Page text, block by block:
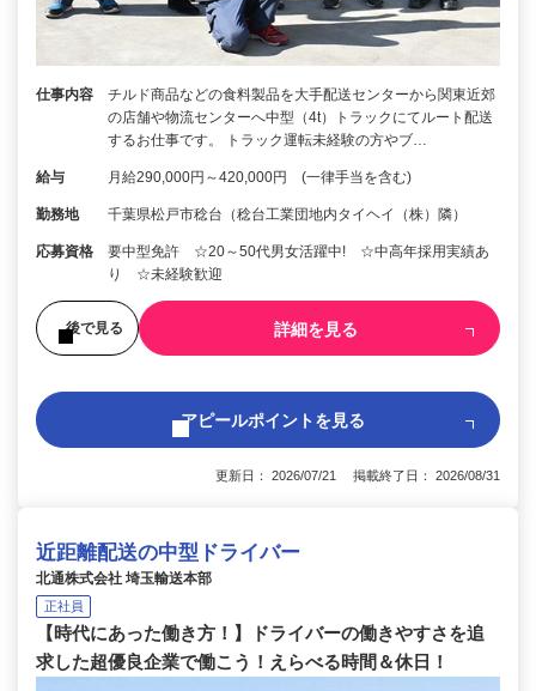
仕事内容
チルド商品などの食料製品を大手配送センターから関東近郊
の店舗や物流センターへ中型（4t）トラックにてルート配送
するお仕事です。 トラック運転未経験の方やブ…
給与 月給290,000円～420,000円 (一律手当を含む)
勤務地 千葉県松戸市稔台（稔台工業団地内タイヘイ（株）隣）
応募資格
要中型免許 ☆20～50代男女活躍中! ☆中高年採用実績あ
り ☆未経験歓迎
後で見る 詳細を見る
アピールポイントを見る
更新日： 2026/07/21 掲載終了日： 2026/08/31
近距離配送の中型ドライバー
北通株式会社 埼玉輸送本部
正社員
【時代にあった働き方！】ドライバーの働きやすさを追
求した超優良企業で働こう！えらべる時間＆休日！